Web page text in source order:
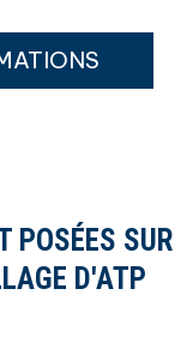
POSÉES SUR
D'ATP